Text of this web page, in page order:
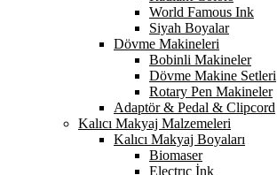
World Famous Ink
Siyah Boyalar
Dövme Makineleri
Bobinli Makineler
Dövme Makine Setleri
Rotary Pen Makineler
Adaptör & Pedal & Clipcord
Kalıcı Makyaj Malzemeleri
Kalıcı Makyaj Boyaları
Biomaser
Electrıc İnk